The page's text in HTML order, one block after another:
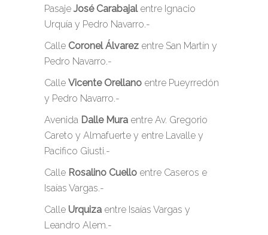
Pasaje José Carabajalentre Ignacio
Urquía y Pedro Navarro.-
Calle Coronel Álvarez entre San Martín y
Pedro Navarro.-
Calle Vicente Orellano entre Pueyrredón
y Pedro Navarro.-
Avenida Dalle Mura entre Av. Gregorio
Careto y Almafuerte y entre Lavalle y
Pacifico Giusti.-
Calle Rosalino Cuello entre Caseros e
Isaías Vargas.-
Calle Urquiza entre Isaías Vargas y
Leandro Alem.-